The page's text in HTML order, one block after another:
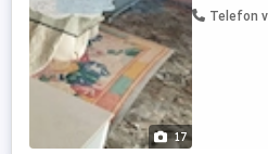
17
Telefon